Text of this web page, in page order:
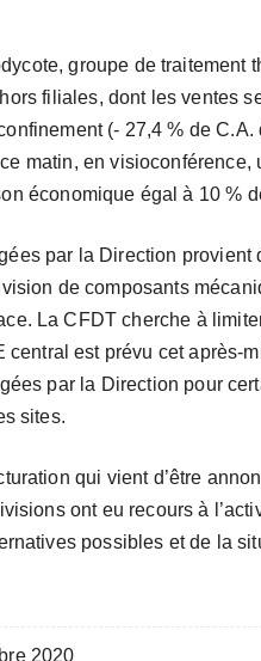
groupe de traitement
filiales, dont les ventes
(- 27,4 % de
matin, en visioconférence,
économique égal à 10 %
par la Direction provient
de composants
La CFDT cherche à
est prévu cet après-
par la Direction pour
sites.
qui vient d’être
ont eu recours à
possibles et de la
2020